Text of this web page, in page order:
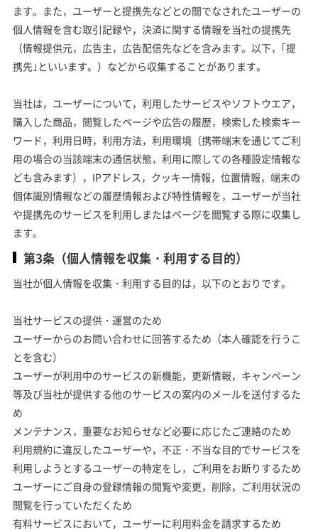
ます。また，ユーザーと提携先などとの間でなされたユーザーの
個人情報を含む取引記録や，決済に関する情報を当社の提携先
（情報提供元，広告主，広告配信先などを含みます。以下，｢提
携先｣といいます。）などから収集することがあります。
当社は，ユーザーについて，利用したサービスやソフトウエア，
購入した商品，閲覧したページや広告の履歴，検索した検索キー
ワード，利用日時，利用方法，利用環境（携帯端末を通じてご利
用の場合の当該端末の通信状態，利用に際しての各種設定情報な
ども含みます），IPアドレス，クッキー情報，位置情報，端末の
個体識別情報などの履歴情報および特性情報を，ユーザーが当社
や提携先のサービスを利用しまたはページを閲覧する際に収集し
ます。
第3条（個人情報を収集・利用する目的）
当社が個人情報を収集・利用する目的は，以下のとおりです。
当社サービスの提供・運営のため
ユーザーからのお問い合わせに回答するため（本人確認を行うこ
とを含む）
ユーザーが利用中のサービスの新機能，更新情報，キャンペーン
等及び当社が提供する他のサービスの案内のメールを送付するた
め
メンテナンス，重要なお知らせなど必要に応じたご連絡のため
利用規約に違反したユーザーや，不正・不当な目的でサービスを
利用しようとするユーザーの特定をし，ご利用をお断りするため
ユーザーにご自身の登録情報の閲覧や変更，削除，ご利用状況の
閲覧を行っていただくため
有料サービスにおいて，ユーザーに利用料金を請求するため